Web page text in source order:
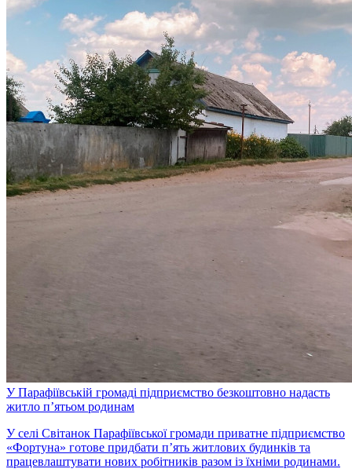
У Парафіївській громаді підприємство безкоштовно надасть
житло п’ятьом родинам
У селі Світанок Парафіївської громади приватне підприємство
«Фортуна» готове придбати п’ять житлових будинків та
працевлаштувати нових робітників разом із їхніми родинами.